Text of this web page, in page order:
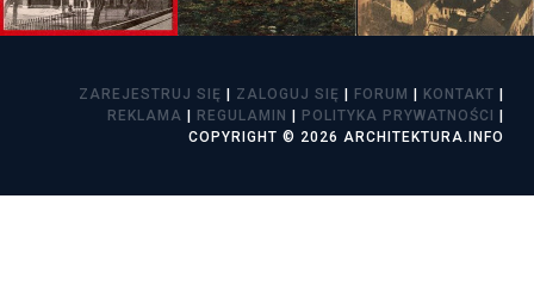
ZAREJESTRUJ SIĘ | ZALOGUJ SIĘ | FORUM | KONTAKT |
REKLAMA | REGULAMIN | POLITYKA PRYWATNOŚCI |
COPYRIGHT © 2026 ARCHITEKTURA.INFO